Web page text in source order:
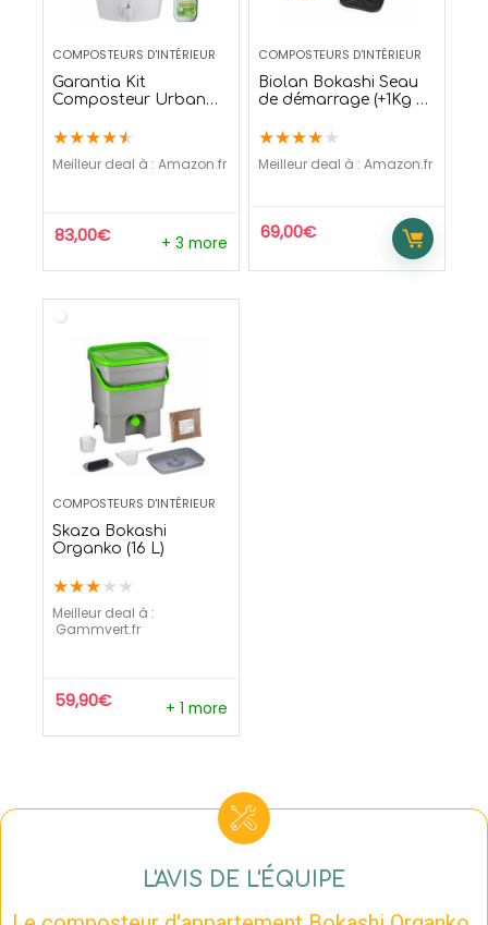
COMPOSTEURS D'INTÉRIEUR
Garantia Kit
Composteur Urban
★★★★★
Meilleur deal à : Amazon.fr
83,00€ + 3 more
COMPOSTEURS D'INTÉRIEUR
Biolan Bokashi Seau
de démarrage (+1Kg de
★★★★★
Meilleur deal à : Amazon.fr
69,00€
COMPOSTEURS D'INTÉRIEUR
Skaza Bokashi
Organko (16 L)
★★★★ ★
Meilleur deal à :
gammvert.fr
59,90€ + 1 more
L'AVIS DE L'ÉQUIPE